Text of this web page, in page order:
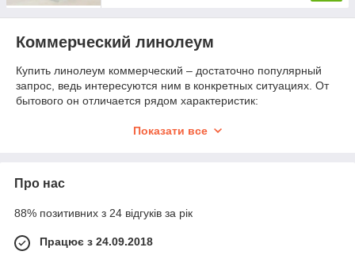
Коммерческий линолеум
Купить линолеум коммерческий – достаточно популярный
запрос, ведь интересуются ним в конкретных ситуациях. От
бытового он отличается рядом характеристик:
повышенные свойства гибкости;
звукопоглощение до 10 Дб.
высоким качеством, износостойкостью, а также наличием
Показати все
Про нас
88% позитивних з 24 відгуків за рік
Працює з 24.09.2018